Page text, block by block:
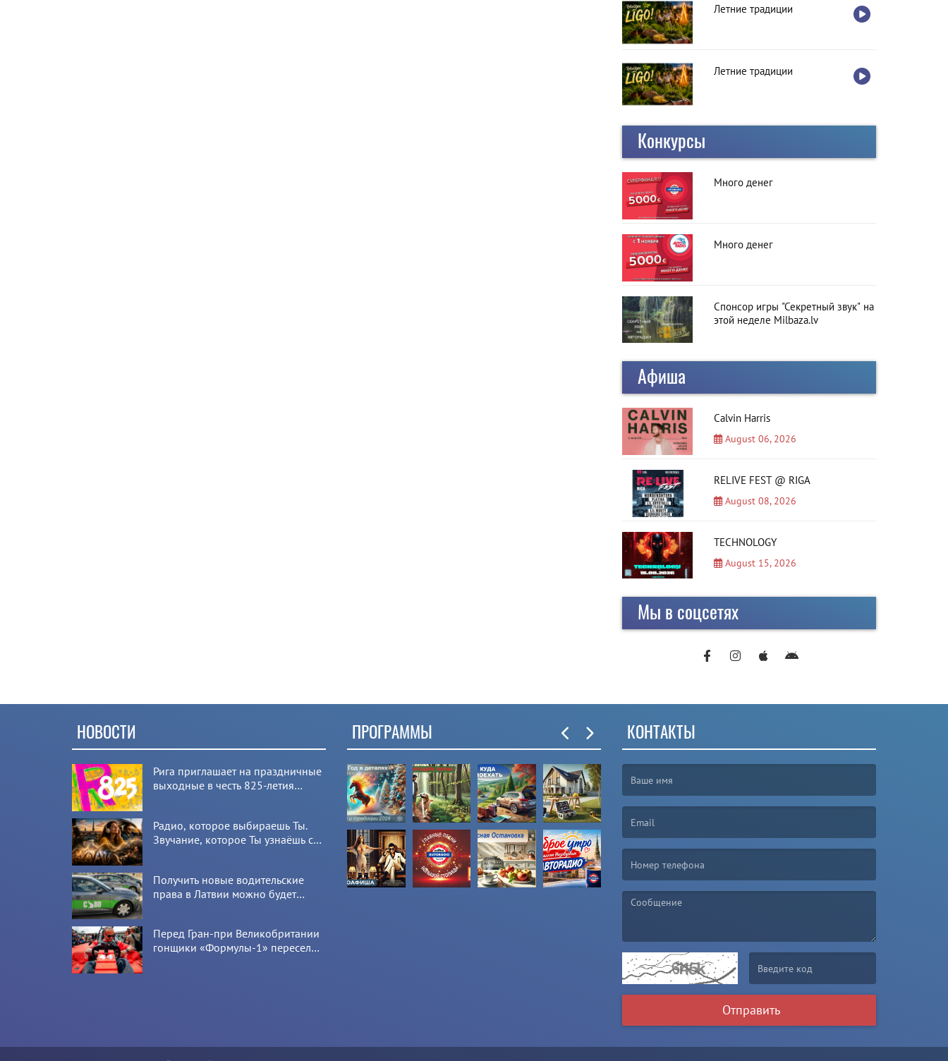
Летние традиции
Летние традиции
Конкурсы
Много денег
Много денег
Спонсор игры "Секретный звук" на
этой неделе Milbaza.lv
Афиша
Calvin Harris
August 06, 2026
RELIVE FEST @ RIGA
August 08, 2026
TECHNOLOGY
August 15, 2026
Мы в соцсетях
НОВОСТИ
Рига приглашает на праздничные
выходные в честь 825-летия
Радио, которое выбираешь Ты.
Звучание, которое Ты узнаёшь с
Получить новые водительские
права в Латвии можно будет
Перед Гран-при Великобритании
гонщики «Формулы-1» пересели
ПРОГРАММЫ КОНТАКТЫ
Отправить